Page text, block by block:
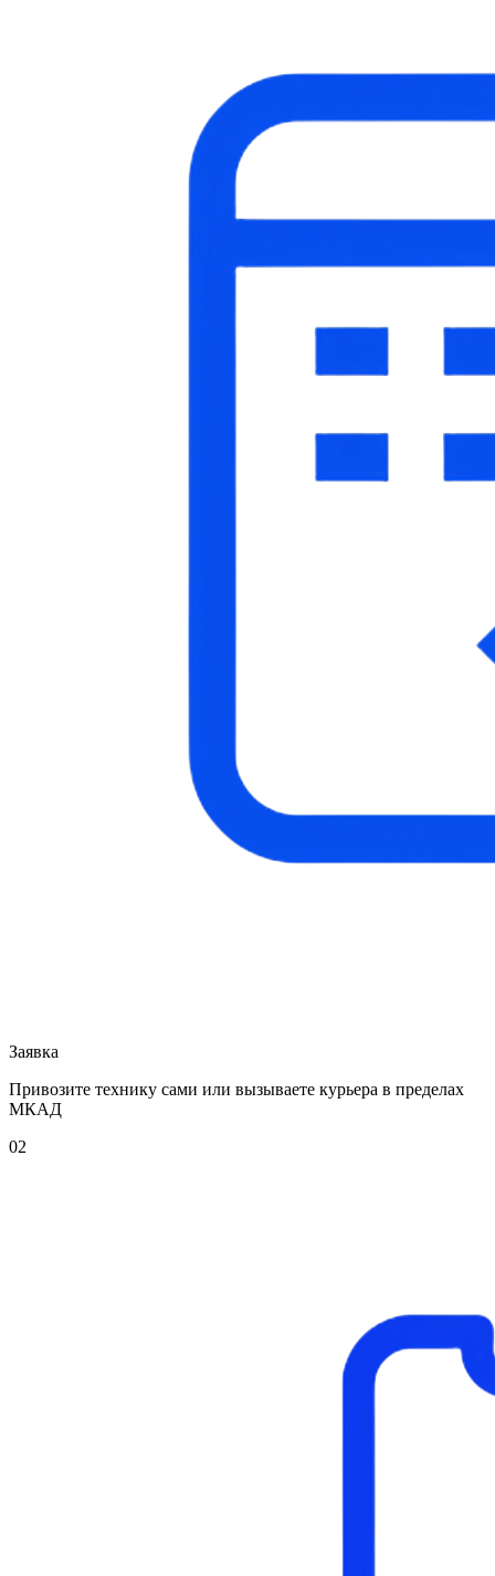
Заявка
Привозите технику сами или вызываете курьера в пределах
МКАД
02